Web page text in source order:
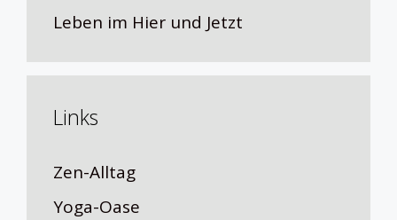
Leben im Hier und Jetzt
Links
Zen-Alltag
Yoga-Oase